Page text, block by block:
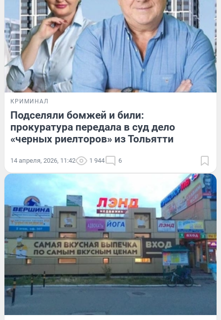
КРИМИНАЛ
Подселяли бомжей и били:
прокуратура передала в суд дело
«черных риелторов» из Тольятти
14 апреля, 2026, 11:42 1 944 6